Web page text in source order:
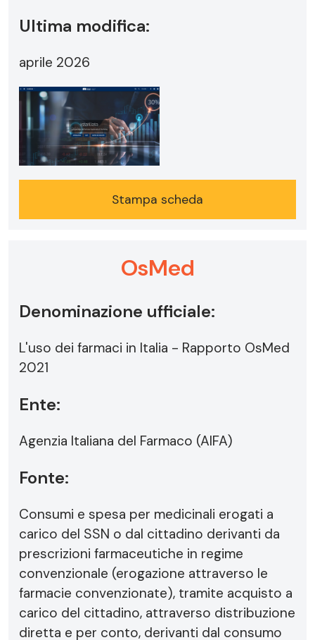
Ultima modifica:
aprile 2026
Stampa scheda
OsMed
Denominazione ufficiale:
L'uso dei farmaci in Italia - Rapporto OsMed
2021
Ente:
Agenzia Italiana del Farmaco (AIFA)
Fonte:
Consumi e spesa per medicinali erogati a
carico del SSN o dal cittadino derivanti da
prescrizioni farmaceutiche in regime
convenzionale (erogazione attraverso le
farmacie convenzionate), tramite acquisto a
carico del cittadino, attraverso distribuzione
diretta e per conto, derivanti dal consumo